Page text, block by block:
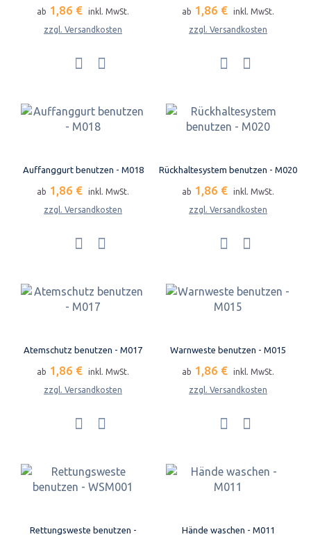
ab 1,86 €
inkl. MwSt.
zzgl. Versandkosten
ab 1,86 €
inkl. MwSt.
zzgl. Versandkosten
Auffanggurt benutzen - M018
ab 1,86 €
inkl. MwSt.
zzgl. Versandkosten
Rückhaltesystem benutzen - M020
ab 1,86 €
inkl. MwSt.
zzgl. Versandkosten
Atemschutz benutzen - M017
ab 1,86 €
inkl. MwSt.
zzgl. Versandkosten
Warnweste benutzen - M015
ab 1,86 €
inkl. MwSt.
zzgl. Versandkosten
Rettungsweste benutzen -
Hände waschen - M011